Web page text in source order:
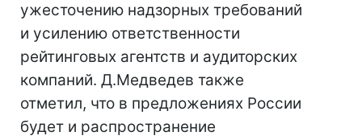
ужесточению надзорных требований
и усилению ответственности
рейтинговых агентств и аудиторских
компаний. Д.Медведев также
отметил, что в предложениях России
будет и распространение